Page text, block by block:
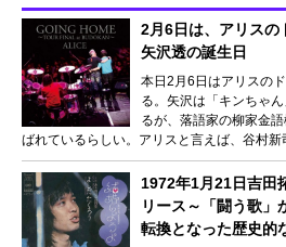
2月6日は、アリスの
矢沢透の誕生日
本日2月6日はアリスの
る。矢沢は「キンちゃ
るが、落語家の柳家金
ばれているらしい。アリスと言えば、谷村新
1972年1月21日吉田
リース～「闘う歌」
転換となった歴史的